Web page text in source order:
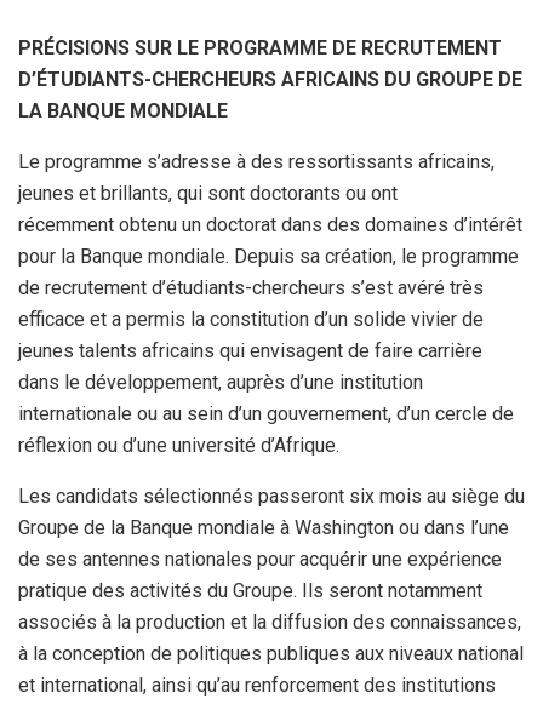
PRÉCISIONS SUR LE PROGRAMME DE RECRUTEMENT
D’ÉTUDIANTS-CHERCHEURS AFRICAINS DU GROUPE DE
LA BANQUE MONDIALE
Le programme s’adresse à des ressortissants africains,
jeunes et brillants, qui sont doctorants ou ont
récemment obtenu un doctorat dans des domaines d’intérêt
pour la Banque mondiale. Depuis sa création, le programme
de recrutement d’étudiants-chercheurs s’est avéré très
efficace et a permis la constitution d’un solide vivier de
jeunes talents africains qui envisagent de faire carrière
dans le développement, auprès d’une institution
internationale ou au sein d’un gouvernement, d’un cercle de
réflexion ou d’une université d’Afrique.
Les candidats sélectionnés passeront six mois au siège du
Groupe de la Banque mondiale à Washington ou dans l’une
de ses antennes nationales pour acquérir une expérience
pratique des activités du Groupe. Ils seront notamment
associés à la production et la diffusion des connaissances,
à la conception de politiques publiques aux niveaux national
et international, ainsi qu’au renforcement des institutions